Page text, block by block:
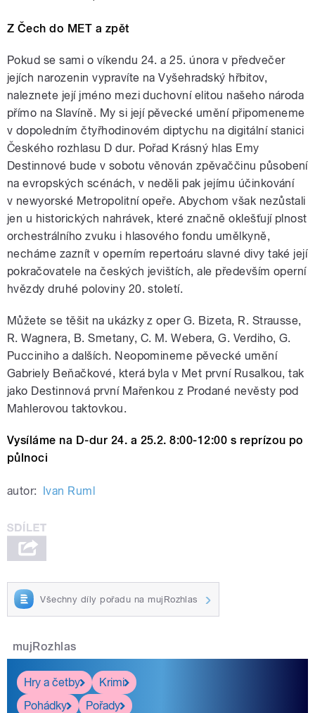
Z Čech do MET a zpět
Pokud se sami o víkendu 24. a 25. února v předvečer
jejích narozenin vypravíte na Vyšehradský hřbitov,
naleznete její jméno mezi duchovní elitou našeho národa
přímo na Slavíně. My si její pěvecké umění připomeneme
v dopoledním čtyřhodinovém diptychu na digitální stanici
Českého rozhlasu D dur. Pořad Krásný hlas Emy
Destinnové bude v sobotu věnován zpěvaččinu působení
na evropských scénách, v neděli pak jejímu účinkování
v newyorské Metropolitní opeře. Abychom však nezůstali
jen u historických nahrávek, které značně oklešťují plnost
orchestrálního zvuku i hlasového fondu umělkyně,
necháme zaznít v operním repertoáru slavné divy také její
pokračovatele na českých jevištích, ale především operní
hvězdy druhé poloviny 20. století.
Můžete se těšit na ukázky z oper G. Bizeta, R. Strausse,
R. Wagnera, B. Smetany, C. M. Webera, G. Verdiho, G.
Pucciniho a dalších. Neopomineme pěvecké umění
Gabriely Beňačkové, která byla v Met první Rusalkou, tak
jako Destinnová první Mařenkou z Prodané nevěsty pod
Mahlerovou taktovkou.
Vysíláme na D-dur 24. a 25.2. 8:00-12:00 s reprízou po
půlnoci
autor: Ivan Ruml
Všechny díly pořadu na mujRozhlas
mujRozhlas
Hry a četby
Krimi
Pohádky
Pořady